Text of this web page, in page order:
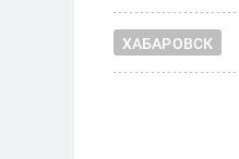
ХАБАРОВСК